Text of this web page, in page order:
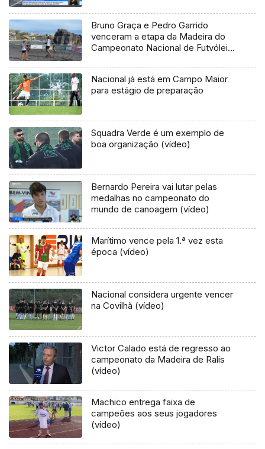
Bruno Graça e Pedro Garrido
venceram a etapa da Madeira do
Campeonato Nacional de Futvólei
Nacional já está em Campo Maior
para estágio de preparação
Squadra Verde é um exemplo de
boa organização (vídeo)
Bernardo Pereira vai lutar pelas
medalhas no campeonato do
mundo de canoagem (vídeo)
Marítimo vence pela 1.ª vez esta
época (vídeo)
Nacional considera urgente vencer
na Covilhã (vídeo)
Victor Calado está de regresso ao
campeonato da Madeira de Ralis
(vídeo)
Machico entrega faixa de
campeões aos seus jogadores
(vídeo)